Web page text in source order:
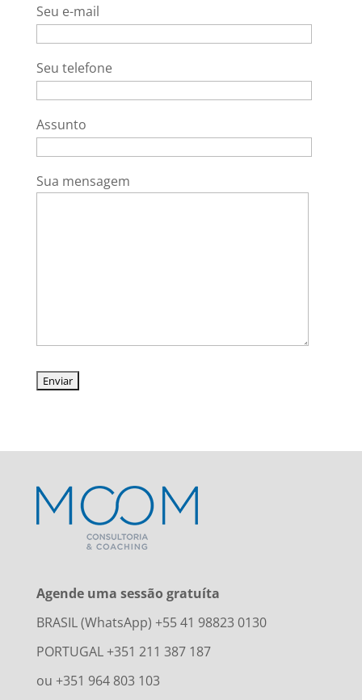
Seu e-mail
Seu telefone
Assunto
Sua mensagem
Agende uma sessão gratuíta
BRASIL (WhatsApp) +55 41 98823 0130
PORTUGAL +351 211 387 187
ou +351 964 803 103